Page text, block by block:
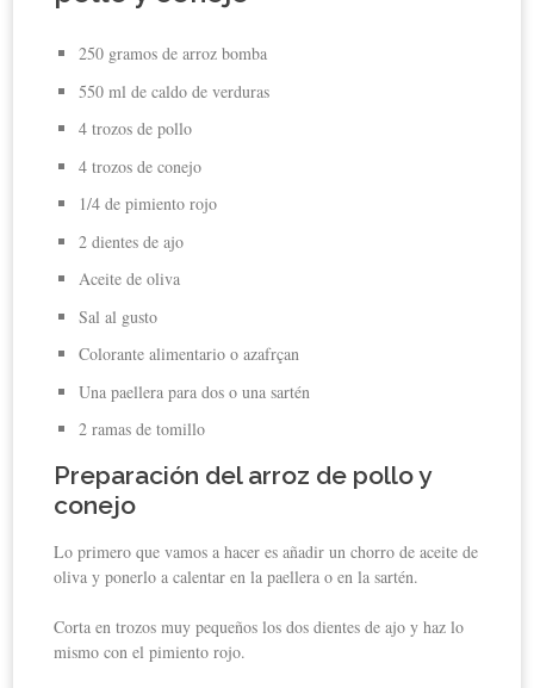
250 gramos de arroz bomba
550 ml de caldo de verduras
4 trozos de pollo
4 trozos de conejo
1/4 de pimiento rojo
2 dientes de ajo
Aceite de oliva
Sal al gusto
Colorante alimentario o azafrçan
Una paellera para dos o una sartén
2 ramas de tomillo
Preparación del arroz de pollo y
conejo
Lo primero que vamos a hacer es añadir un chorro de aceite de
oliva y ponerlo a calentar en la paellera o en la sartén.
Corta en trozos muy pequeños los dos dientes de ajo y haz lo
mismo con el pimiento rojo.